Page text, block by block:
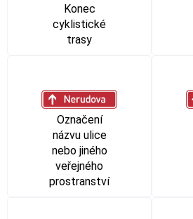
Konec
cyklistické
trasy
Označení
názvu ulice
nebo jiného
veřejného
prostranství